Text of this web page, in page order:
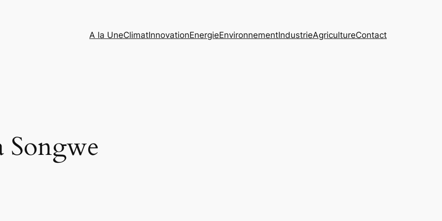
A la UneClimatInnovationEnergieEnvironnementIndustrieAgricultureContact
Songwe